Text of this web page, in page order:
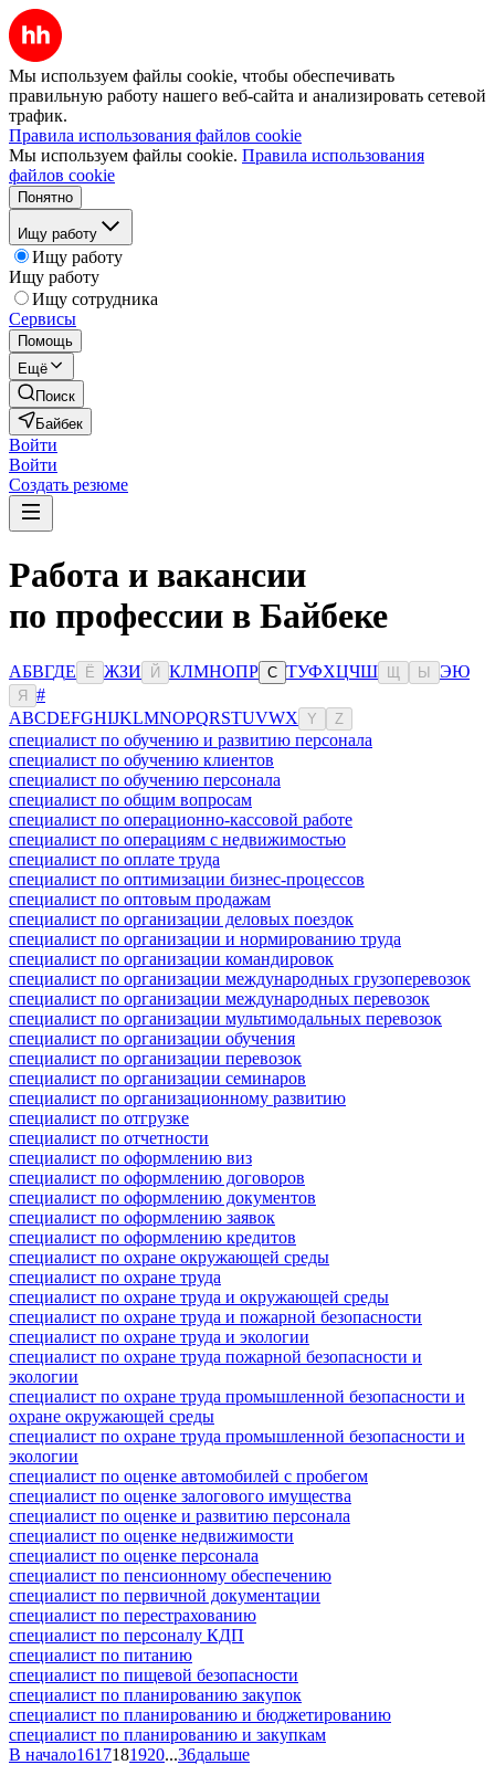
Мы используем файлы cookie, чтобы обеспечивать
правильную работу нашего веб-сайта и анализировать сетевой
трафик.
Правила использования файлов cookie
Мы используем файлы cookie. Правила использования
файлов cookie
Понятно
Ищу работу
Ищу работу
Ищу работу
Ищу сотрудника
Сервисы
Помощь
Ещё
Поиск
Байбек
Войти
Войти
Создать резюме
Работа и вакансии
по профессии в Байбеке
АБВГДЕ Ё ЖЗИ Й КЛМНОПР С ТУФХЦЧШ Ы ЭЮ
Я
#
ABCDEFGHIJKLMNOPQRSTUVWX Y Z
специалист по обучению и развитию персонала
специалист по обучению клиентов
специалист по обучению персонала
специалист по общим вопросам
специалист по операционно-кассовой работе
специалист по операциям с недвижимостью
специалист по оплате труда
специалист по оптимизации бизнес-процессов
специалист по оптовым продажам
специалист по организации деловых поездок
специалист по организации и нормированию труда
специалист по организации командировок
специалист по организации международных грузоперевозок
специалист по организации международных перевозок
специалист по организации мультимодальных перевозок
специалист по организации обучения
специалист по организации перевозок
специалист по организации семинаров
специалист по организационному развитию
специалист по отгрузке
специалист по отчетности
специалист по оформлению виз
специалист по оформлению договоров
специалист по оформлению документов
специалист по оформлению заявок
специалист по оформлению кредитов
специалист по охране окружающей среды
специалист по охране труда
специалист по охране труда и окружающей среды
специалист по охране труда и пожарной безопасности
специалист по охране труда и экологии
специалист по охране труда пожарной безопасности и
экологии
специалист по охране труда промышленной безопасности и
охране окружающей среды
специалист по охране труда промышленной безопасности и
экологии
специалист по оценке автомобилей с пробегом
специалист по оценке залогового имущества
специалист по оценке и развитию персонала
специалист по оценке недвижимости
специалист по оценке персонала
специалист по пенсионному обеспечению
специалист по первичной документации
специалист по перестрахованию
специалист по персоналу КДП
специалист по питанию
специалист по пищевой безопасности
специалист по планированию закупок
специалист по планированию и бюджетированию
специалист по планированию и закупкам
В начало1617181920...36дальше